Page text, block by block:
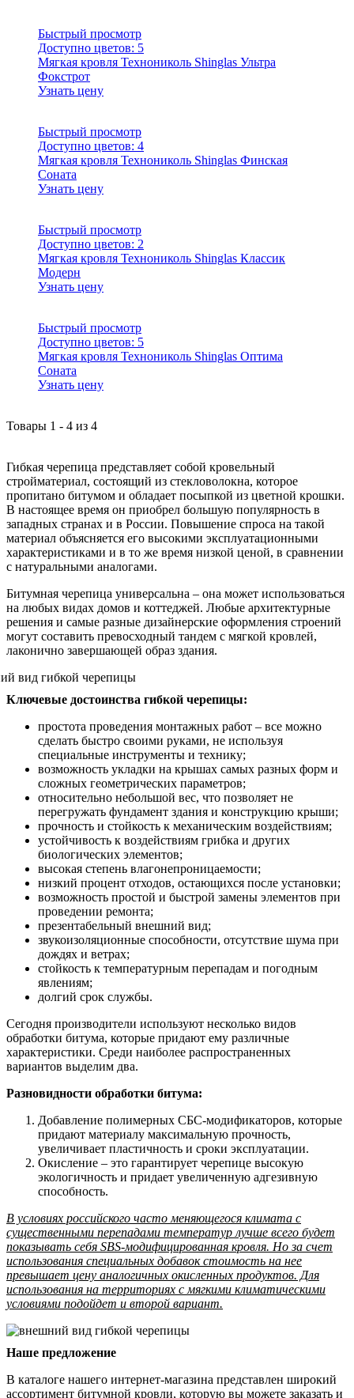
Быстрый просмотр
Доступно цветов: 5
Мягкая кровля Технониколь Shinglas Ультра
Фокстрот
Узнать цену
Быстрый просмотр
Доступно цветов: 4
Мягкая кровля Технониколь Shinglas Финская
Соната
Узнать цену
Быстрый просмотр
Доступно цветов: 2
Мягкая кровля Технониколь Shinglas Классик
Модерн
Узнать цену
Быстрый просмотр
Доступно цветов: 5
Мягкая кровля Технониколь Shinglas Оптима
Соната
Узнать цену
Товары 1 - 4 из 4
Гибкая черепица представляет собой кровельный
стройматериал, состоящий из стекловолокна, которое
пропитано битумом и обладает посыпкой из цветной крошки.
В настоящее время он приобрел большую популярность в
западных странах и в России. Повышение спроса на такой
материал объясняется его высокими эксплуатационными
характеристиками и в то же время низкой ценой, в сравнении
с натуральными аналогами.
Битумная черепица универсальна – она может использоваться
на любых видах домов и коттеджей. Любые архитектурные
решения и самые разные дизайнерские оформления строений
могут составить превосходный тандем с мягкой кровлей,
лаконично завершающей образ здания.
Ключевые достоинства гибкой черепицы:
простота проведения монтажных работ – все можно
сделать быстро своими руками, не используя
специальные инструменты и технику;
возможность укладки на крышах самых разных форм и
сложных геометрических параметров;
относительно небольшой вес, что позволяет не
перегружать фундамент здания и конструкцию крыши;
прочность и стойкость к механическим воздействиям;
устойчивость к воздействиям грибка и других
биологических элементов;
высокая степень влагонепроницаемости;
низкий процент отходов, остающихся после установки;
возможность простой и быстрой замены элементов при
проведении ремонта;
презентабельный внешний вид;
звукоизоляционные способности, отсутствие шума при
дождях и ветрах;
стойкость к температурным перепадам и погодным
явлениям;
долгий срок службы.
Сегодня производители используют несколько видов
обработки битума, которые придают ему различные
характеристики. Среди наиболее распространенных
вариантов выделим два.
Разновидности обработки битума:
Добавление полимерных СБС-модификаторов, которые
придают материалу максимальную прочность,
увеличивает пластичность и сроки эксплуатации.
Окисление – это гарантирует черепице высокую
экологичность и придает увеличенную адгезивную
способность.
В условиях российского часто меняющегося климата с
существенными перепадами температур лучше всего будет
показывать себя SBS-модифицированная кровля. Но за счет
использования специальных добавок стоимость на нее
превышает цену аналогичных окисленных продуктов. Для
использования на территориях с мягкими климатическими
условиями подойдет и второй вариант.
Наше предложение
В каталоге нашего интернет-магазина представлен широкий
ассортимент битумной кровли, которую вы можете заказать и